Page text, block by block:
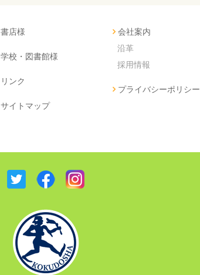
書店様
学校・図書館様
リンク
サイトマップ
会社案内
沿革
採用情報
プライバシーポリシー